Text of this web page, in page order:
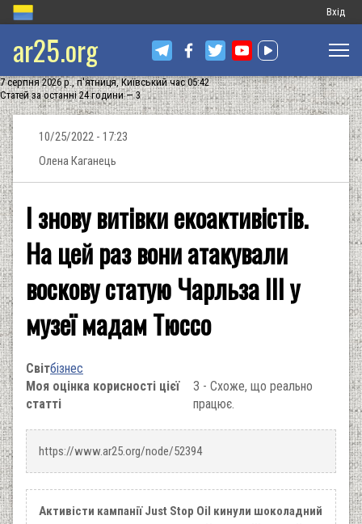
Меню
запису
Вхід
ar25.org
7 серпня 2026 р., п'ятниця, Київський час 05:42
Статей за останні 24 години — 3
10/25/2022 - 17:23
Олена Каганець
І знову витівки екоактивістів.
На цей раз вони атакували
воскову статую Чарльза ІІІ у
музеї мадам Тюссо
Світбізнес
Моя оцінка корисності цієї
статті
3 - Схоже, що реально
працює.
https://www.ar25.org/node/52394
Активісти кампанії Just Stop Oil кинули шоколадний